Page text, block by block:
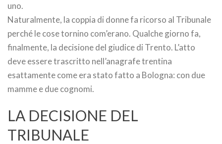
uno.
Naturalmente, la coppia di donne fa ricorso al Tribunale
perché le cose tornino com’erano. Qualche giorno fa,
finalmente, la decisione del giudice di Trento. L’atto
deve essere trascritto nell’anagrafe trentina
esattamente come era stato fatto a Bologna: con due
mamme e due cognomi.
LA DECISIONE DEL
TRIBUNALE